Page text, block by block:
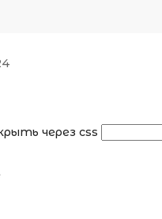
через css